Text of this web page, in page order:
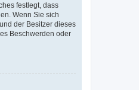
festlegt, dass
Wenn Sie sich
der Besitzer dieses
Beschwerden oder